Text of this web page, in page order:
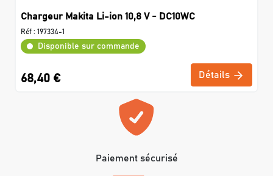
Chargeur Makita Li-ion 10,8 V - DC10WC
Réf : 197334-1
Disponible sur commande
68,40 € Détails
Paiement sécurisé